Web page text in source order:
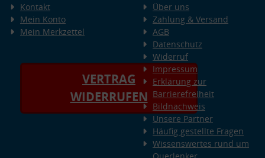
Kontakt
Mein Konto
Mein Merkzettel
VERTRAG
WIDERRUFEN
Über uns
Zahlung & Versand
AGB
Datenschutz
Widerruf
Impressum
Erklärung zur
Barrierefreiheit
Bildnachweis
Unsere Partner
Häufig gestellte Fragen
Wissenswertes rund um